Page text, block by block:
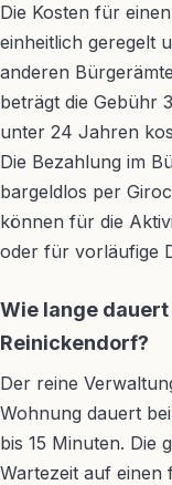
Die Kosten für
einheitlich geregelt
anderen
beträgt die Gebühr
unter 24 Jahren
Die Bezahlung im
bargeldlos per
können für die
oder für vorläufige
Wie lange
Reinickendorf?
Der reine
Wohnung dauert
bis 15 Minuten. Die
Wartezeit auf einen